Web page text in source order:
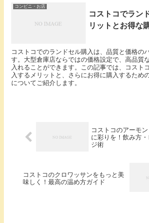
コンビニ・お店
コストコでラン
リットとお得な
コストコでのランドセル購入は、品質と価格の
す。大型倉庫店ならではの価格設定で、高品質
入れることができます。この記事では、コスト
入するメリットと、さらにお得に購入するため
についてご紹介します。
コストコのアーモ
に彩りを！飲み方
ジ術
コストコのクロワッサンをもっと美
味しく！最高の温め方ガイド